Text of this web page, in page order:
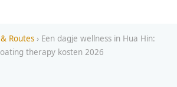
Routes › Een dagje wellness in Hua Hin:
therapy kosten 2026